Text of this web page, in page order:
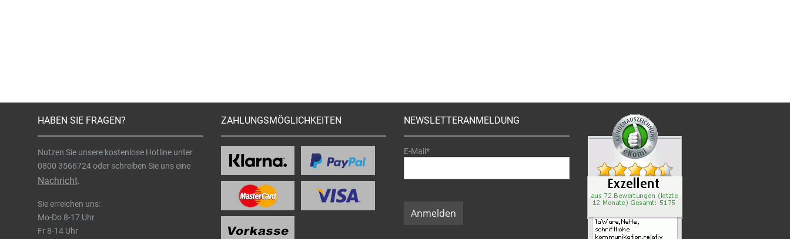
HABEN SIE FRAGEN?
Nutzen Sie unsere kostenlose Hotline unter
0800 3566724oder schreiben Sie uns eine
Nachricht.
Sie erreichen uns:
Mo-Do 8-17 Uhr
Fr 8-14 Uhr
ZAHLUNGSMÖGLICHKEITEN NEWSLETTERANMELDUNG
E-Mail*
Anmelden